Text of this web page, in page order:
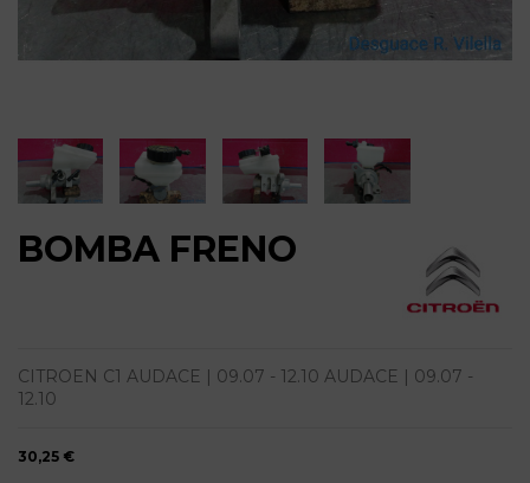
BOMBA FRENO
CITROEN C1 AUDACE | 09.07 - 12.10 AUDACE | 09.07 -
12.10
30,25 €